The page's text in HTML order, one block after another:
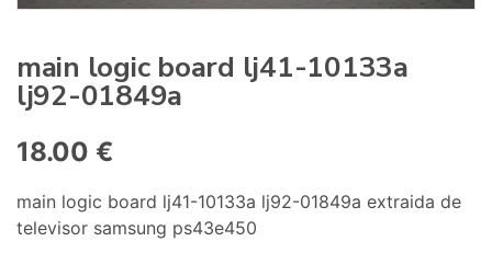
main logic board lj41-10133a
lj92-01849a
18.00 €
main logic board lj41-10133a lj92-01849a extraida de
televisor samsung ps43e450